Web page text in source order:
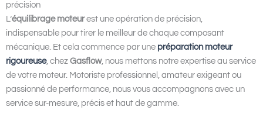
précision
L’équilibrage moteurest une opération de précision,
indispensable pour tirer le meilleur de chaque composant
mécanique. Et cela commence par une préparation moteur
rigoureuse, chez Gasflow, nous mettons notre expertise au service
de votre moteur. Motoriste professionnel, amateur exigeant ou
passionné de performance, nous vous accompagnons avec un
service sur-mesure, précis et haut de gamme.